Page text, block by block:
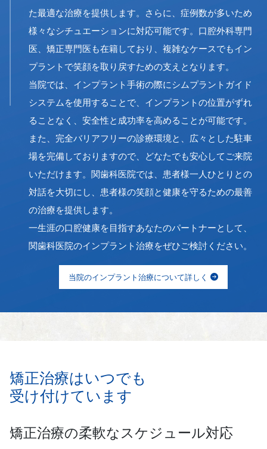
た最適な治療を提供します。さらに、症例数が多いため
様々なシチュエーションに対応可能です。口腔外科専門
医、矯正専門医も在籍しており、複雑なケースでもイン
プラントで笑顔を取り戻すための支えとなります。
当院では、インプラント手術の際にシムプラントガイド
システムを使用することで、インプラントの位置がずれ
ることなく、安全性と成功率を高めることが可能です。
また、完全バリアフリーの診療環境と、広々とした駐車
場を完備しておりますので、どなたでも安心してご来院
いただけます。関歯科医院では、患者様一人ひとりとの
対話を大切にし、患者様の笑顔と健康を守るための最善
の治療を提供します。
一生涯の口腔健康を目指すあなたのパートナーとして、
関歯科医院のインプラント治療をぜひご検討ください。
当院のインプラント治療について詳しく
矯正治療はいつでも
受け付けています
矯正治療の柔軟なスケジュール対応